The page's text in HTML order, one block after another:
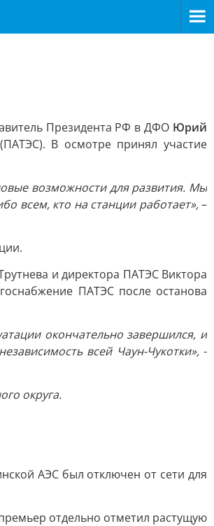
Президента РФ в ДФО Юрий
В осмотре принял участие
возможности для развития. Мы
всем, кто на станции работает»,–
и директора ПАТЭС Виктора
ПАТЭС после останова
окончательно завершился, и
всей Чаун-Чукотки», -
округа.
АЭС был отключен от сети для
отдельно отметил растущую